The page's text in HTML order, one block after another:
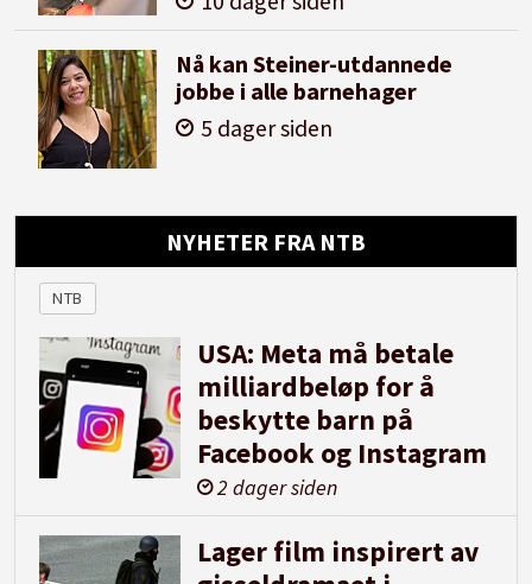
Nå kan Steiner-utdannede
jobbe i alle barnehager
5 dager siden
NYHETER FRA NTB
NTB
USA: Meta må betale
milliardbeløp for å
beskytte barn på
Facebook og Instagram
2 dager siden
Lager film inspirert av